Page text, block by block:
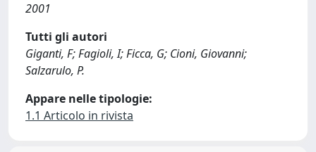
2001
Tutti gli autori
Giganti, F; Fagioli, I; Ficca, G; Cioni, Giovanni;
Salzarulo, P.
Appare nelle tipologie:
1.1 Articolo in rivista